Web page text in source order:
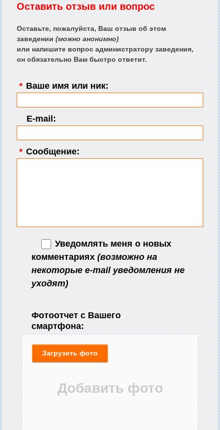
Оставить отзыв или вопрос
Оставьте, пожалуйста, Ваш отзыв об этом
заведении (можно анонимно)
или напишите вопрос администратору заведения,
он обязательно Вам быстро ответит.
* Ваше имя или ник:
E-mail:
* Сообщение:
Уведомлять меня о новых
комментариях (возможно на
некоторые e-mail уведомления не
уходят)
Фотоотчет с Вашего
смартфона:
Загрузить фото